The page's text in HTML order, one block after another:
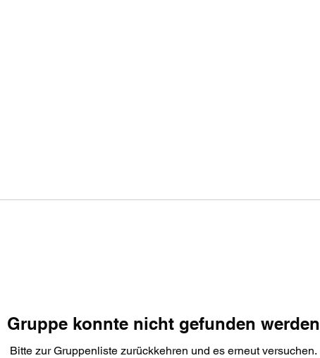
Gruppe konnte nicht gefunden werden
Bitte zur Gruppenliste zurückkehren und es erneut versuchen.